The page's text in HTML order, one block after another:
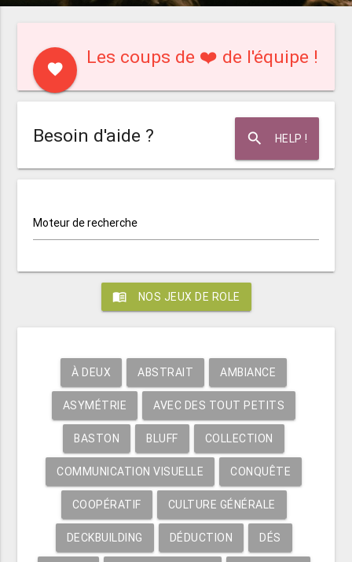
favorite
Les coups de ❤️ de l'équipe !
search HELP !
Besoin d'aide ?
Moteur de recherche
menu_book NOS JEUX DE ROLE
À DEUX ABSTRAIT AMBIANCE
ASYMÉTRIE AVEC DES TOUT PETITS
BASTON BLUFF COLLECTION
COMMUNICATION VISUELLE CONQUÊTE
COOPÉRATIF CULTURE GÉNÉRALE
DECKBUILDING DÉDUCTION DÉS